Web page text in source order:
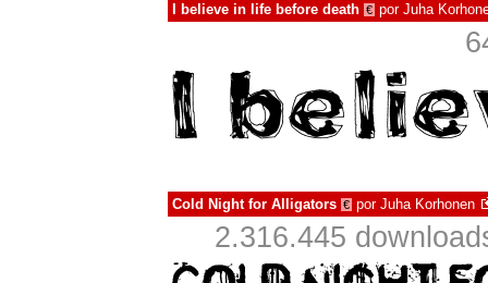
I believe in life before death € por Juha
Cold Night for Alligators € por Juha Korhonen
2.316.445